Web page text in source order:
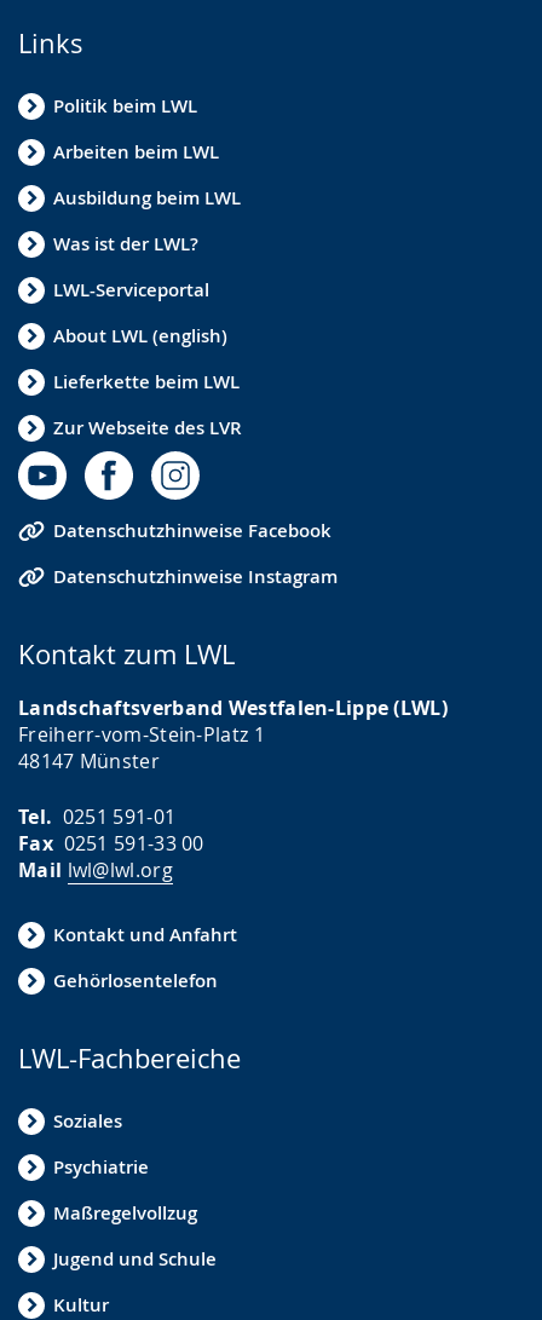
Links
Politik beim LWL
Arbeiten beim LWL
Ausbildung beim LWL
Was ist der LWL?
LWL-Serviceportal
About LWL (english)
Lieferkette beim LWL
Zur Webseite des LVR
Datenschutzhinweise Facebook
Datenschutzhinweise Instagram
Kontakt zum LWL
Landschaftsverband Westfalen-Lippe (LWL)
Freiherr-vom-Stein-Platz 1
48147 Münster
Tel. 0251 591-01
Fax0251 591-33 00
Mail lwl@lwl.org
Kontakt und Anfahrt
Gehörlosentelefon
LWL-Fachbereiche
Soziales
Psychiatrie
Maßregelvollzug
Jugend und Schule
Kultur